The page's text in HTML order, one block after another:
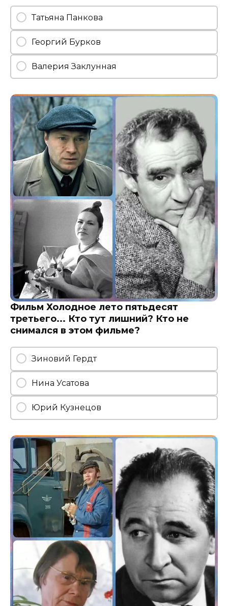
Татьяна Панкова
Георгий Бурков
Валерия Заклунная
Фильм Холодное лето пятьдесят
третьего... Кто тут лишний? Кто не
снимался в этом фильме?
Зиновий Гердт
Нина Усатова
Юрий Кузнецов